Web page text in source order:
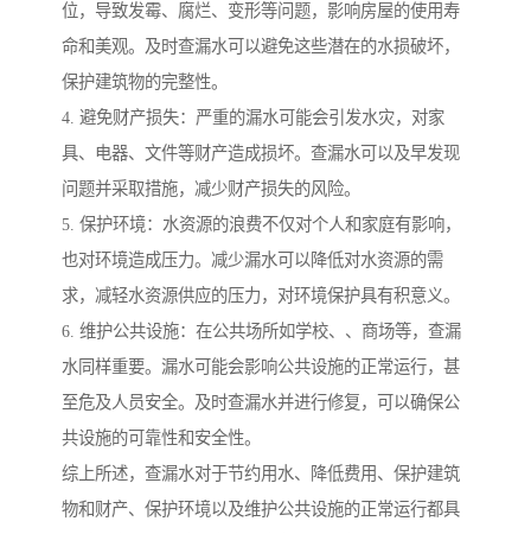
位，导致发霉、腐烂、变形等问题，影响房屋的使用寿
命和美观。及时查漏水可以避免这些潜在的水损破坏，
保护建筑物的完整性。
4. 避免财产损失：严重的漏水可能会引发水灾，对家
具、电器、文件等财产造成损坏。查漏水可以及早发现
问题并采取措施，减少财产损失的风险。
5. 保护环境：水资源的浪费不仅对个人和家庭有影响，
也对环境造成压力。减少漏水可以降低对水资源的需
求，减轻水资源供应的压力，对环境保护具有积意义。
6. 维护公共设施：在公共场所如学校、、商场等，查漏
水同样重要。漏水可能会影响公共设施的正常运行，甚
至危及人员安全。及时查漏水并进行修复，可以确保公
共设施的可靠性和安全性。
综上所述，查漏水对于节约用水、降低费用、保护建筑
物和财产、保护环境以及维护公共设施的正常运行都具